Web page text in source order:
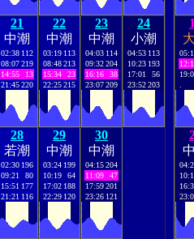
21
中潮
02:38 112
08:07219
14:55
13
21:45220
22
中潮
03:19 113
08:48213
15:34
23
22:25215
23
中潮
04:03 114
09:32204
16:16
38
23:07209
24
小潮
04:53 113
10:23 193
17:01
56
23:52203
28
若潮
02:30 196
09:21
80
15:51 177
21:21 116
29
中潮
03:24 199
10:19
64
17:02 188
22:29 120
30
中潮
04:15204
11:09
47
17:59201
23:26 121